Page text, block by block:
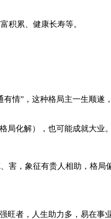
积累、健康长寿等。
情”，这种格局主一生顺
局化解），也可能成就大业。
害，象征有贵人相助，格
旺者，人生助力多，易在事